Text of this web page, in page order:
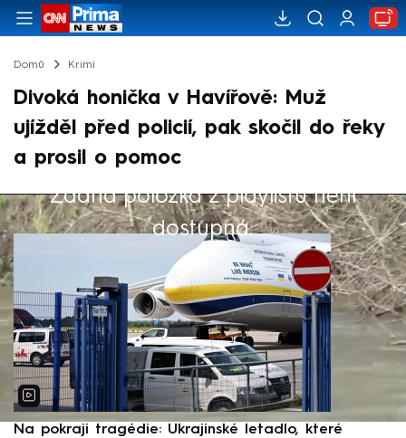
Domů Krimi
Divoká honička v Havířově: Muž
ujížděl před policií, pak skočil do řeky
a prosil o pomoc
Žádná položka z playlistu není
dostupná.
Výběr redakce
Na pokraji tragédie: Ukrajinské letadlo, které